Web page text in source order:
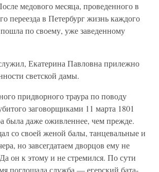
медового месяца, проведенного в
переезда в Петербург жизнь каждого
по своему, уже заведенному
Екатерина Павловна прилежно
светской дамы.
придворного траура по поводу
заговорщиками 11 марта 1801
была даже оживленнее, чем прежде.
со своей женой балы, танцевальные и
но завсегдатаем дворцов ему не
Да он к этому и не стремился. По сути
поглощала служба — егерский бата­